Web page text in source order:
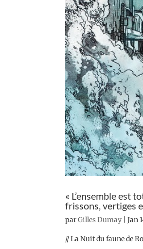
« L’ensemble est
frissons, vertiges
parGilles Dumay |Jan
// La Nuit du faune de